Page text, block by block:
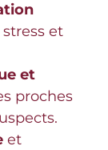
et
et
proches
et